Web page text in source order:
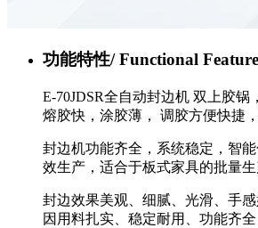
功能特性/Functional
E-70JDSR全自动封边机 双上胶锅
熔胶快，涂胶薄， 调胶方便快捷
封边机功能齐全，系统稳定，智
效生产，适合于板式家具的批量生
封边效果美观、细腻、光滑、手感
因用料扎实、稳定耐用、功能齐全